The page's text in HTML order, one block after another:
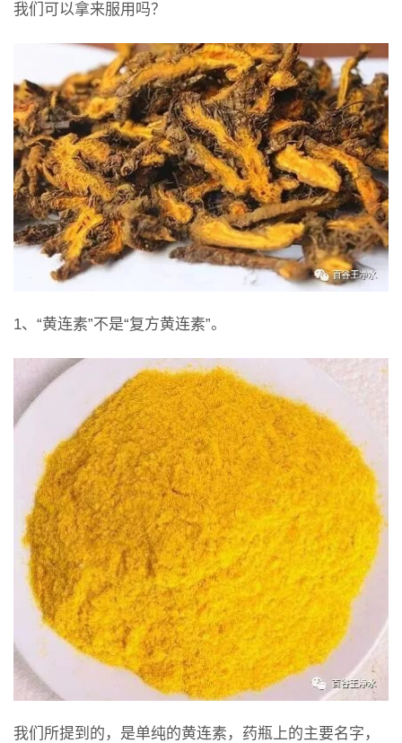
我们可以拿来服用吗？
1、“黄连素”不是“复方黄连素”。
我们所提到的，是单纯的黄连素，药瓶上的主要名字，